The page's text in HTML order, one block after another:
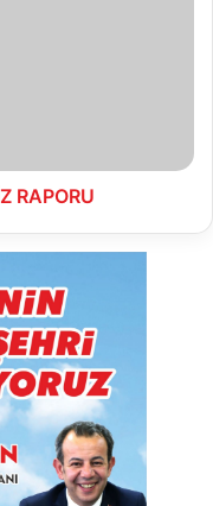
RAPORU